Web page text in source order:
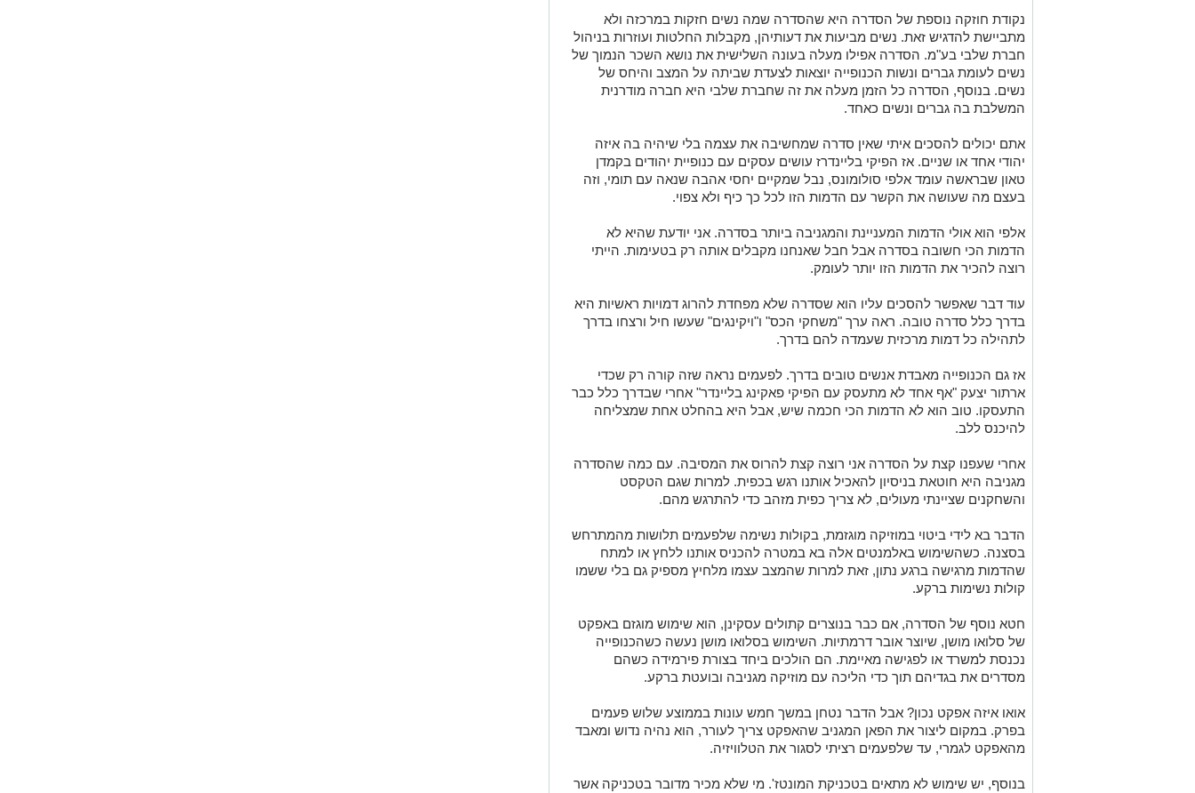
נקודת חוזקה נוספת של הסדרה היא שהסדרה שמה נשים חזקות במרכזה ולא
מתביישת להדגיש זאת. נשים מביעות את דעותיהן, מקבלות החלטות ועוזרות בניהול
חברת שלבי בע"מ. הסדרה אפילו מעלה בעונה השלישית את נושא השכר הנמוך של
נשים לעומת גברים ונשות הכנופייה יוצאות לצעדת שביתה על המצב והיחס של
נשים. בנוסף, הסדרה כל הזמן מעלה את זה שחברת שלבי היא חברה מודרנית
המשלבת בה גברים ונשים כאחד.
אתם יכולים להסכים איתי שאין סדרה שמחשיבה את עצמה בלי שיהיה בה איזה
יהודי אחד או שניים. אז הפיקי בליינדרז עושים עסקים עם כנופיית יהודים בקמדן
טאון שבראשה עומד אלפי סולומונס, נבל שמקיים יחסי אהבה שנאה עם תומי, וזה
בעצם מה שעושה את הקשר עם הדמות הזו לכל כך כיף ולא צפוי.
אלפי הוא אולי הדמות המעניינת והמגניבה ביותר בסדרה. אני יודעת שהיא לא
הדמות הכי חשובה בסדרה אבל חבל שאנחנו מקבלים אותה רק בטעימות. הייתי
רוצה להכיר את הדמות הזו יותר לעומק.
עוד דבר שאפשר להסכים עליו הוא שסדרה שלא מפחדת להרוג דמויות ראשיות היא
בדרך כלל סדרה טובה. ראה ערך "משחקי הכס" ו"ויקינגים" שעשו חיל ורצחו בדרך
לתהילה כל דמות מרכזית שעמדה להם בדרך.
אז גם הכנופייה מאבדת אנשים טובים בדרך. לפעמים נראה שזה קורה רק שכדי
ארתור יצעק "אף אחד לא מתעסק עם הפיקי פאקינג בליינדר" אחרי שבדרך כלל כבר
התעסקו. טוב הוא לא הדמות הכי חכמה שיש, אבל היא בהחלט אחת שמצליחה
להיכנס ללב.
אחרי שעפנו קצת על הסדרה אני רוצה קצת להרוס את המסיבה. עם כמה שהסדרה
מגניבה היא חוטאת בניסיון להאכיל אותנו רגש בכפית. למרות שגם הטקסט
והשחקנים שציינתי מעולים, לא צריך כפית מזהב כדי להתרגש מהם.
הדבר בא לידי ביטוי במוזיקה מוגזמת, בקולות נשימה שלפעמים תלושות מהמתרחש
בסצנה. כשהשימוש באלמנטים אלה בא במטרה להכניס אותנו ללחץ או למתח
שהדמות מרגישה ברגע נתון, זאת למרות שהמצב עצמו מלחיץ מספיק גם בלי ששמו
קולות נשימות ברקע.
חטא נוסף של הסדרה, אם כבר בנוצרים קתולים עסקינן, הוא שימוש מוגזם באפקט
של סלואו מושן, שיוצר אובר דרמתיות. השימוש בסלואו מושן נעשה כשהכנופייה
נכנסת למשרד או לפגישה מאיימת. הם הולכים ביחד בצורת פירמידה כשהם
מסדרים את בגדיהם תוך כדי הליכה עם מוזיקה מגניבה ובועטת ברקע.
אואו איזה אפקט נכון? אבל הדבר נטחן במשך חמש עונות בממוצע שלוש פעמים
בפרק. במקום ליצור את הפאן המגניב שהאפקט צריך לעורר, הוא נהיה נדוש ומאבד
מהאפקט לגמרי, עד שלפעמים רציתי לסגור את הטלוויזיה.
בנוסף, יש שימוש לא מתאים בטכניקת המונטז'. מי שלא מכיר מדובר בטכניקה אשר